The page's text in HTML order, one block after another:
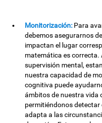
Monitorización: Para
debemos asegurarnos
impactan el lugar
matemática es correcta.
supervisión mental,
nuestra capacidad de
cognitiva puede
ámbitos de nuestra vida
permitiéndonos
adapta a las